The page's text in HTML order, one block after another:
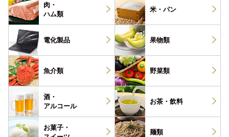
肉・
ハム類
米・パン
電化製品 果物類
魚介類 野菜類
酒・
アルコール
お茶・ 飲料
お菓子・
麺類